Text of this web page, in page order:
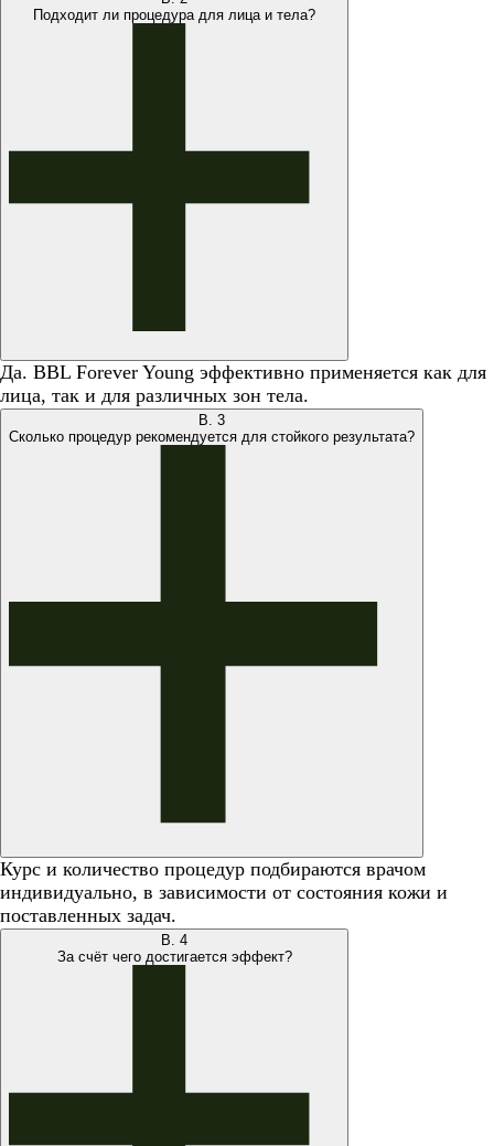
Подходит ли процедура для лица и тела?
Да. BBL Forever Young эффективно применяется как для
лица, так и для различных зон тела.
В. 3
Сколько процедур рекомендуется для стойкого результата?
Курс и количество процедур подбираются врачом
индивидуально, в зависимости от состояния кожи и
поставленных задач.
В. 4
За счёт чего достигается эффект?